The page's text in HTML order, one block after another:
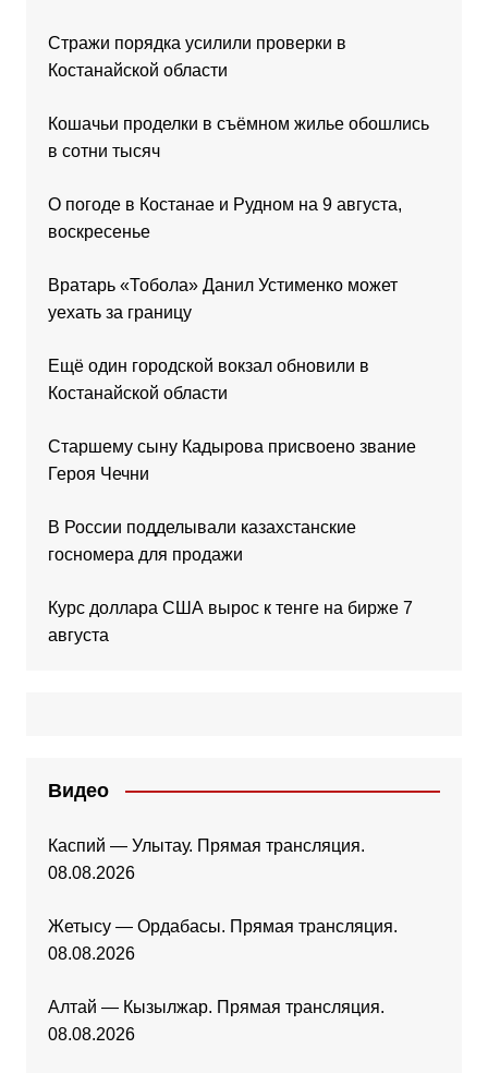
Стражи порядка усилили проверки в
Костанайской области
Кошачьи проделки в съёмном жилье обошлись
в сотни тысяч
О погоде в Костанае и Рудном на 9 августа,
воскресенье
Вратарь «Тобола» Данил Устименко может
уехать за границу
Ещё один городской вокзал обновили в
Костанайской области
Старшему сыну Кадырова присвоено звание
Героя Чечни
В России подделывали казахстанские
госномера для продажи
Курс доллара США вырос к тенге на бирже 7
августа
Видео
Каспий — Улытау. Прямая трансляция.
08.08.2026
Жетысу — Ордабасы. Прямая трансляция.
08.08.2026
Алтай — Кызылжар. Прямая трансляция.
08.08.2026